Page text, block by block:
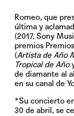
Romeo, que
última y
(2017, Sony
premios
(Artista de Año
Tropical de Año
de diamante al
en su canal de
*Su concierto
30 de abril, se